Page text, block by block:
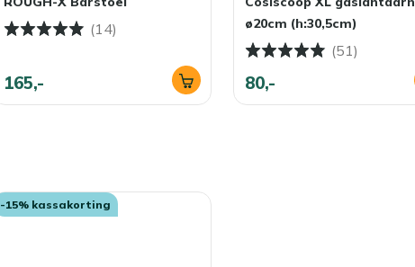
(14)
165,-
ø20cm (h:30,5cm)
(51)
80,-
-15% kassakorting